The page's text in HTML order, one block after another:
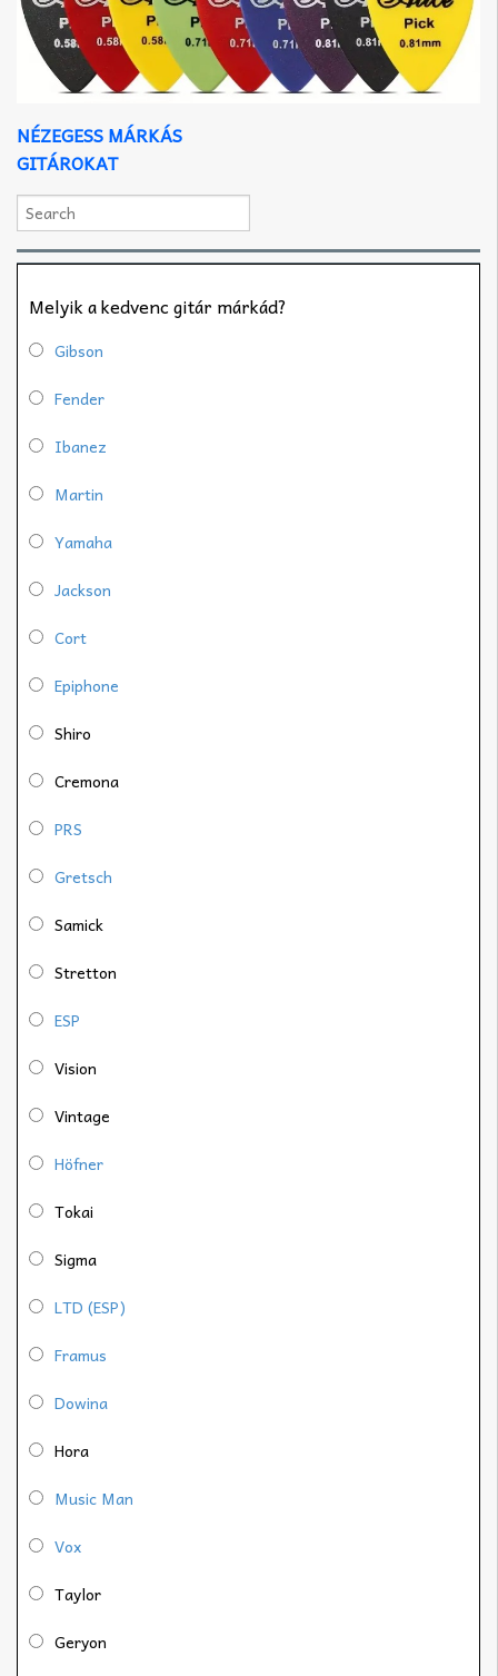
NÉZEGESS MÁRKÁS
GITÁROKAT
Melyik a kedvenc gitár márkád?
Gibson
Fender
Ibanez
Martin
Yamaha
Jackson
Cort
Epiphone
Shiro
Cremona
PRS
Gretsch
Samick
Stretton
ESP
Vision
Vintage
Höfner
Tokai
Sigma
LTD (ESP)
Framus
Dowina
Hora
Music Man
Vox
Taylor
Geryon